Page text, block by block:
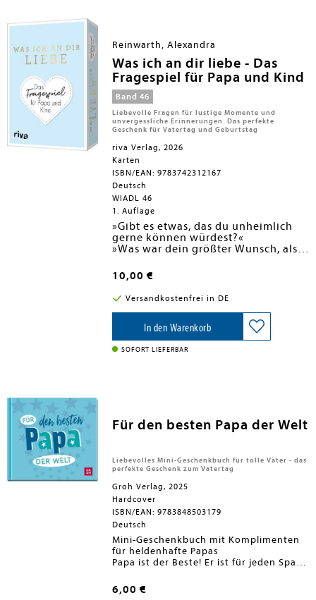
Reinwarth, Alexandra
Was ich an dir liebe - Das
Fragespiel für Papa und Kind
Band 46
Liebevolle Fragen für lustige Momente und
unvergessliche Erinnerungen. Das perfekte
Geschenk für Vatertag und Geburtstag
riva Verlag, 2026
Karten
ISBN/EAN: 9783742312167
Deutsch
WIADL 46
1. Auflage
»Gibt es etwas, das du unheimlich
gerne können würdest?«
»Was war dein größter Wunsch, als
viel zu wenig Zeit. Dabei gibt es so
viel Spannendes, was Papas und
ihre Kinder übereinander erfahren
können.
Die 64 einfühlsamen und witzigen
Fragen in diesem Spiel öffnen die
Tür für besondere Momente, in
denen Vater und Kind(er) Neues
So leicht war es noch nie, die Papa-
Kind-Beziehung zu stärken und
unvergessliche Erinnerungen zu
schaffen!
10,00 €
Versandkostenfrei in DE
In den Warenkorb
SOFORT LIEFERBAR
Für den besten Papa der Welt
Liebevolles Mini-Geschenkbuch für tolle Väter - das
perfekte Geschenk zum Vatertag
Groh Verlag, 2025
Hardcover
ISBN/EAN: 9783848503179
Deutsch
Mini-Geschenkbuch mit Komplimenten
für heldenhafte Papas
Papa ist der Beste! Er ist für jeden Spaß
kniffligsten Situationen mit Rat und Tat
zur Seite. Wir wissen: Unser Papa ist
Dankesworte für den Herzenspapa
- Moderne Gestaltung mit schöner
6,00 €